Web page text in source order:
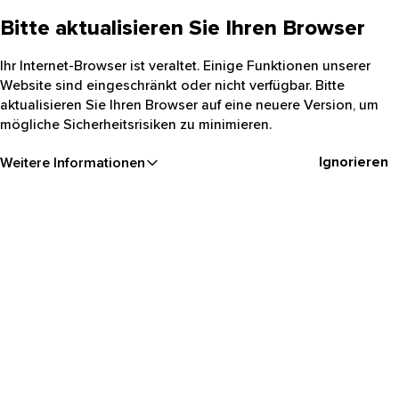
Bitte aktualisieren Sie Ihren Browser
Ihr Internet-Browser ist veraltet. Einige Funktionen unserer
Website sind eingeschränkt oder nicht verfügbar. Bitte
aktualisieren Sie Ihren Browser auf eine neuere Version, um
mögliche Sicherheitsrisiken zu minimieren.
Weitere Informationen Ignorieren